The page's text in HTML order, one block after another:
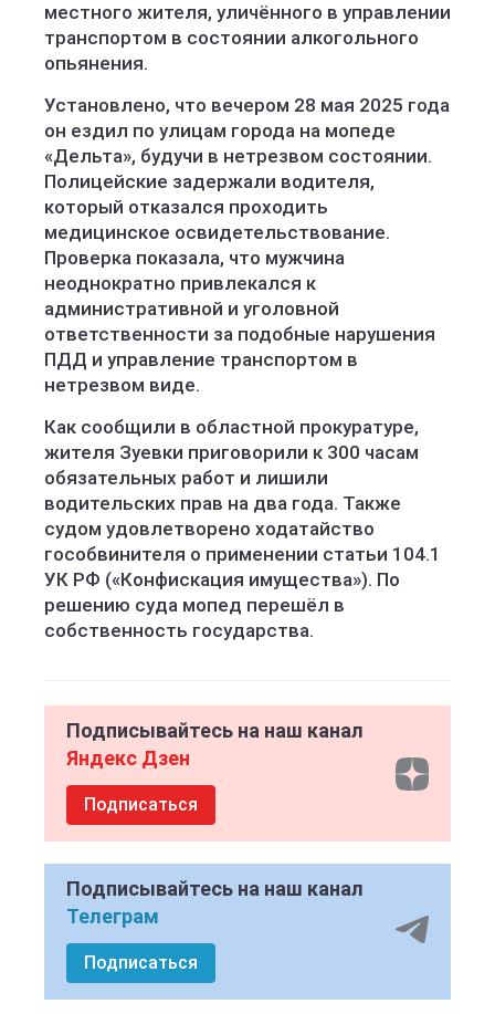
местного жителя, уличённого в управлении
транспортом в состоянии алкогольного
опьянения.
Установлено, что вечером 28 мая 2025 года
он ездил по улицам города на мопеде
«Дельта», будучи в нетрезвом состоянии.
Полицейские задержали водителя,
который отказался проходить
медицинское освидетельствование.
Проверка показала, что мужчина
неоднократно привлекался к
административной и уголовной
ответственности за подобные нарушения
ПДД и управление транспортом в
нетрезвом виде.
Как сообщили в областной прокуратуре,
жителя Зуевки приговорили к 300 часам
обязательных работ и лишили
водительских прав на два года. Также
судом удовлетворено ходатайство
гособвинителя о применении статьи 104.1
УК РФ («Конфискация имущества»). По
решению суда мопед перешёл в
собственность государства.
Подписывайтесь на наш канал
Яндекс Дзен
Подписаться
Подписывайтесь на наш канал
Телеграм
Подписаться